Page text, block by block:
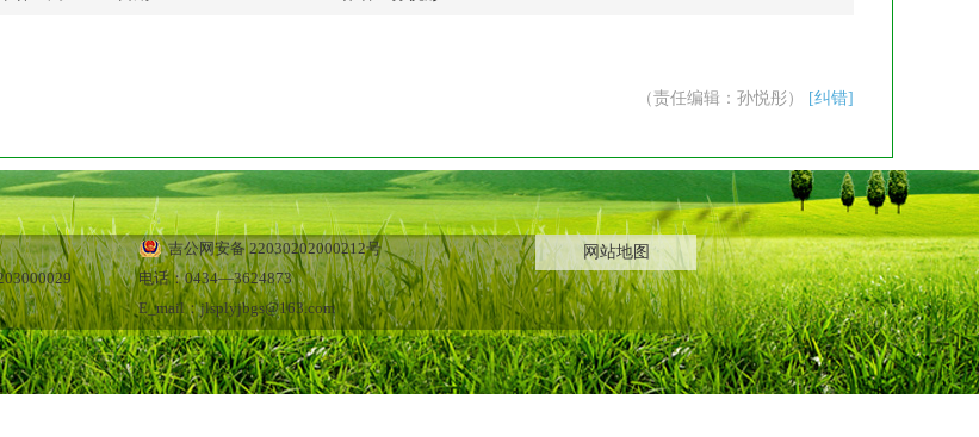
（责任编辑：孙悦彤） [纠错]
吉公网安备 22030202000212号
电话：0434—3624873
E_mail：jlsplyjbgs@163.com
网站地图